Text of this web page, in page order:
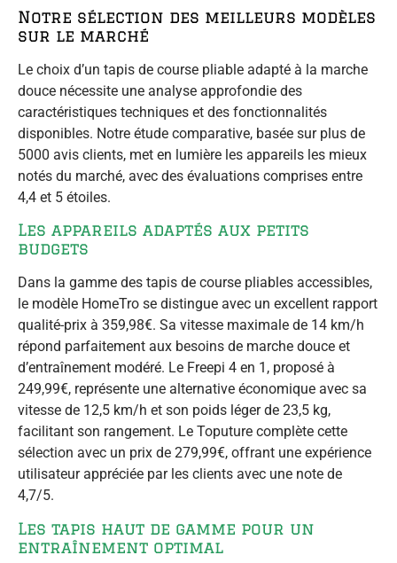
Notre sélection des meilleurs modèles
sur le marché
Le choix d’un tapis de course pliable adapté à la marche
douce nécessite une analyse approfondie des
caractéristiques techniques et des fonctionnalités
disponibles. Notre étude comparative, basée sur plus de
5000 avis clients, met en lumière les appareils les mieux
notés du marché, avec des évaluations comprises entre
4,4 et 5 étoiles.
Les appareils adaptés aux petits
budgets
Dans la gamme des tapis de course pliables accessibles,
le modèle HomeTro se distingue avec un excellent rapport
qualité-prix à 359,98€. Sa vitesse maximale de 14 km/h
répond parfaitement aux besoins de marche douce et
d’entraînement modéré. Le Freepi 4 en 1, proposé à
249,99€, représente une alternative économique avec sa
vitesse de 12,5 km/h et son poids léger de 23,5 kg,
facilitant son rangement. Le Toputure complète cette
sélection avec un prix de 279,99€, offrant une expérience
utilisateur appréciée par les clients avec une note de
4,7/5.
Les tapis haut de gamme pour un
entraînement optimal